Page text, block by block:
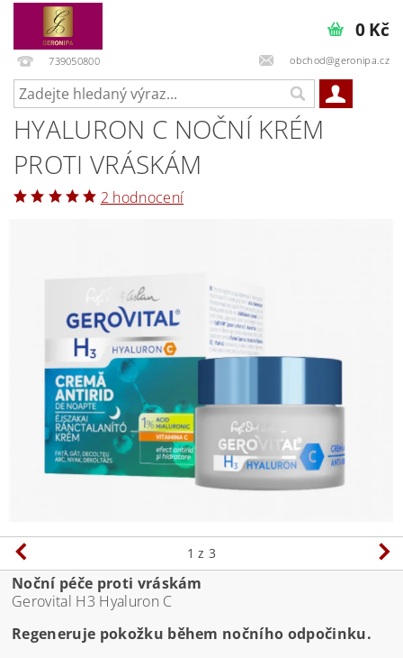
739050800 obchod@geronipa.cz
0 Kč
HYALURON C NOČNÍ KRÉM
PROTI VRÁSKÁM
2 hodnocení
1 z 3
Noční péče proti vráskám
Gerovital H3 Hyaluron C
Regeneruje pokožku během nočního odpočinku.